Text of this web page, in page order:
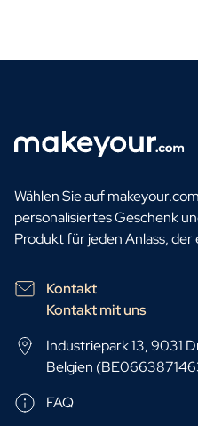
Wählen Sie auf
personalisiertes Geschenk
Produkt für jeden Anlass,
Kontakt
Kontakt mit uns
Industriepark 13, 9031
Belgien
FAQ